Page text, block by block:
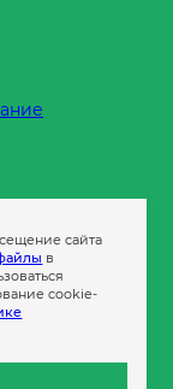
сайта
в
cookie-